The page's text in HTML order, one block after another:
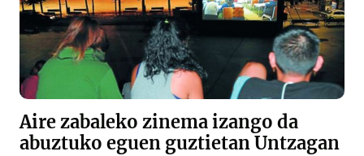
Aire zabaleko zinema izango da
abuztuko eguen guztietan Untzagan